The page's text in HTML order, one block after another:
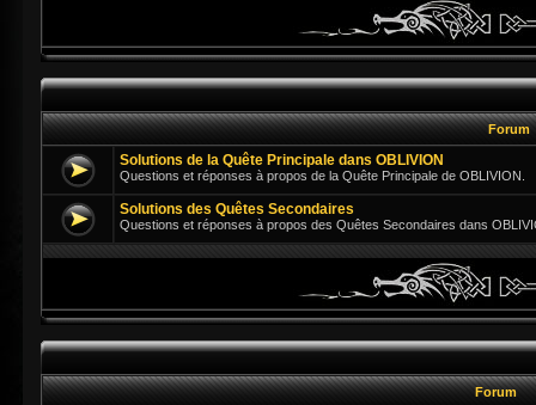
Forum
Solutions de la Quête Principale dans OBLIVION
Questions et réponses à propos de la Quête Principale de OBLIVION.
Solutions des Quêtes Secondaires
Questions et réponses à propos des Quêtes Secondaires dans
Forum